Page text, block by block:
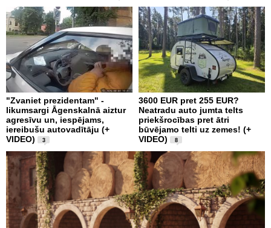
"Zvaniet prezidentam" -
likumsargi Āgenskalnā aiztur
agresīvu un, iespējams,
iereibušu autovadītāju (+
VIDEO)
3
3600 EUR pret 255 EUR?
Neatradu auto jumta telts
priekšrocības pret ātri
būvējamo telti uz zemes! (+
VIDEO)
8